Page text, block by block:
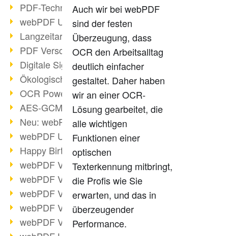
PDF-Techniken für Barrierefreiheit
webPDF Update 9.0.0.3149
Langzeitarchivierung mit PDF/A
PDF Verschlüsselung
Digitale Signaturen
Ökologischen Abdruck reduzieren
OCR Power für Profis
AES-GCM-Unterstützung (PDF 2.0)
Neu: webPDF Developer Hub
webPDF Update 9.0.0.2898
Happy Birthday, PDF!
webPDF Video-Session 4
webPDF Video-Session 3
webPDF Video-Session 2
webPDF Video-Session 1
webPDF Video-Session Termine
Auch wir bei webPDF
sind der festen
Überzeugung, dass
OCR den Arbeitsalltag
deutlich einfacher
gestaltet. Daher haben
wir an einer OCR-
Lösung gearbeitet, die
alle wichtigen
Funktionen einer
optischen
Texterkennung mitbringt,
die Profis wie Sie
erwarten, und das in
überzeugender
Performance.